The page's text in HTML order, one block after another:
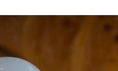
contenuti ed annunci, per fornire
in cui l’utente utilizza il nostro
combinarle con altre